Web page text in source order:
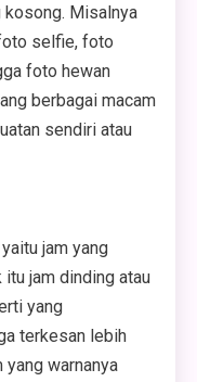
kosong. Misalnya
selfie, foto
foto hewan
berbagai macam
sendiri atau
jam yang
jam dinding atau
yang
terkesan lebih
warnanya